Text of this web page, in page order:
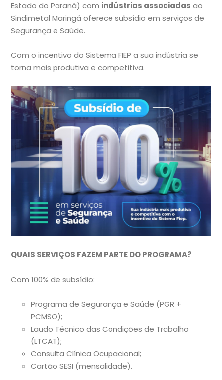
Estado do Paraná) com indústrias associadas ao
Sindimetal Maringá oferece subsídio em serviços de
Segurança e Saúde.
Com o incentivo do Sistema FIEP a sua indústria se
torna mais produtiva e competitiva.
QUAIS SERVIÇOS FAZEM PARTE DO PROGRAMA?
Com 100% de subsídio:
Programa de Segurança e Saúde (PGR +
PCMSO);
Laudo Técnico das Condições de Trabalho
(LTCAT);
Consulta Clínica Ocupacional;
Cartão SESI (mensalidade).